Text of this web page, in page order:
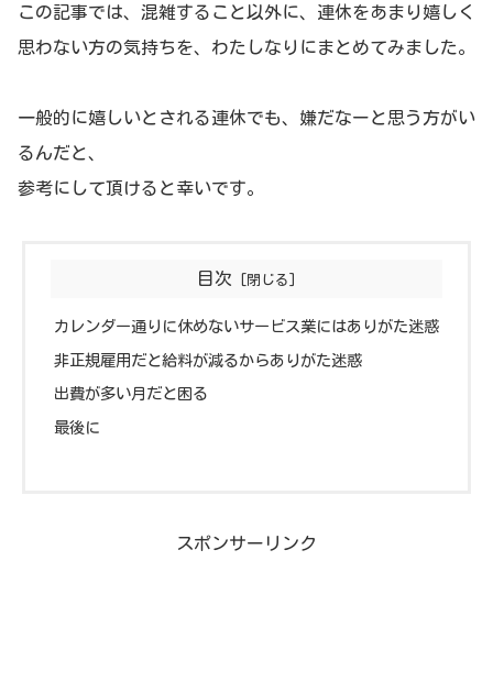
この記事では、混雑すること以外に、連休をあまり嬉しく
思わない方の気持ちを、わたしなりにまとめてみました。
一般的に嬉しいとされる連休でも、嫌だなーと思う方がい
るんだと、
参考にして頂けると幸いです。
目次
カレンダー通りに休めないサービス業にはありがた迷惑
非正規雇用だと給料が減るからありがた迷惑
出費が多い月だと困る
最後に
スポンサーリンク